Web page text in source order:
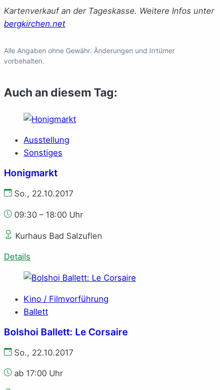
Kartenverkauf an der Tageskasse. Weitere Infos unter
bergkirchen.net
Alle Angaben ohne Gewähr. Änderungen und Irrtümer
vorbehalten.
Auch an diesem Tag:
Ausstellung
Sonstiges
Honigmarkt
So., 22.10.2017
09:30 – 18:00 Uhr
Kurhaus Bad Salzuflen
Details
Kino / Filmvorführung
Ballett
Bolshoi Ballett: Le Corsaire
So., 22.10.2017
ab 17:00 Uhr